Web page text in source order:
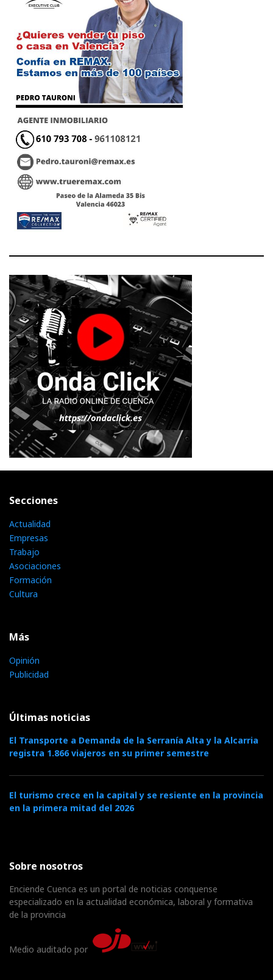
Secciones
Actualidad
Empresas
Trabajo
Asociaciones
Formación
Cultura
Más
Opinión
Publicidad
Últimas noticias
El Transporte a Demanda de la Serranía Alta y la Alcarria
registra 1.866 viajeros en su primer semestre
El turismo crece en la capital y se resiente en la provincia
en la primera mitad del 2026
Sobre nosotros
Enciende Cuenca es un portal de noticias conquense
especializado en la actualidad económica, laboral y formativa
de la provincia
Medio auditado por